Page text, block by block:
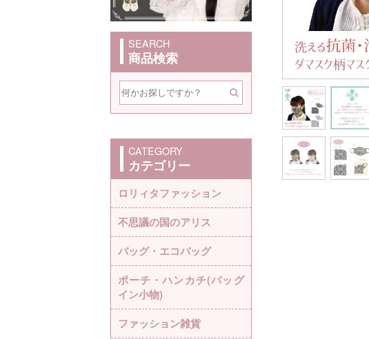
SEARCH
商品検索
CATEGORY
カテゴリー
ロリィタファッション
不思議の国のアリス
バッグ・エコバッグ
ポーチ・ハンカチ(バッグ
イン小物)
ファッション雑貨